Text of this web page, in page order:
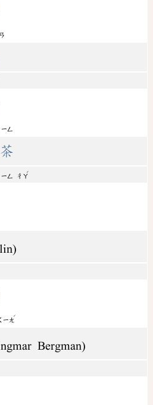
ㄧㄥ
ㄧㄥ ㄔㄚ
ˊ
ㄧㄤ
ˊ
Bergman)